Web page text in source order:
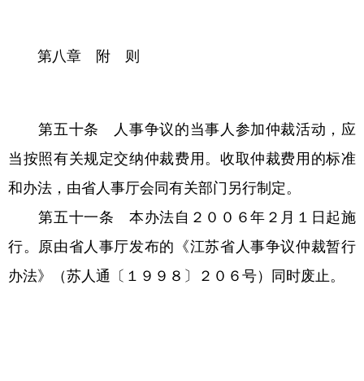
第八章 附 则
第五十条 人事争议的当事人参加仲裁活动，应
当按照有关规定交纳仲裁费用。收取仲裁费用的标准
和办法，由省人事厅会同有关部门另行制定。
第五十一条 本办法自２００６年２月１日起施
行。原由省人事厅发布的《江苏省人事争议仲裁暂行
办法》（苏人通〔１９９８〕２０６号）同时废止。